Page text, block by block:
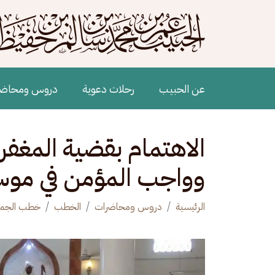
Main navigation
عن الحبيب رحلات دعوية دروس
الاهتمام بقضية
وواجب المؤمن في
الرئيسية دروس ومحاضرات الخطب خطب